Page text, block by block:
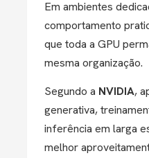
Em ambientes
comportamento
que toda a GPU
mesma organização.
Segundo a NVIDIA,
generativa,
inferência em larga
melhor